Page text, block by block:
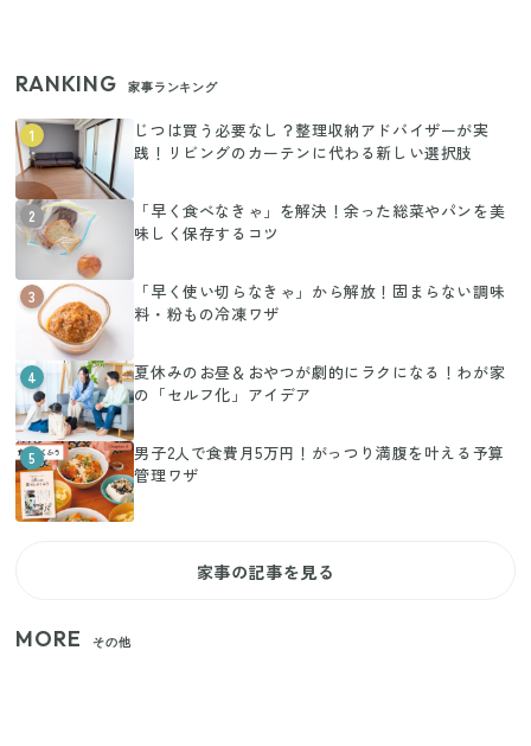
RANKING 家事ランキング
1
じつは買う必要なし？整理収納アドバイザーが実
践！リビングのカーテンに代わる新しい選択肢
2
「早く食べなきゃ」を解決！余った総菜やパンを美
味しく保存するコツ
3
「早く使い切らなきゃ」から解放！固まらない調味
料・粉もの冷凍ワザ
4
夏休みのお昼＆おやつが劇的にラクになる！わが家
の「セルフ化」アイデア
5
男子2人で食費月5万円！がっつり満腹を叶える予算
管理ワザ
家事の記事を見る
MORE その他